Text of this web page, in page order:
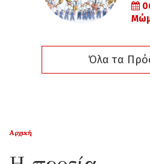
Όλα τα
Αρχική